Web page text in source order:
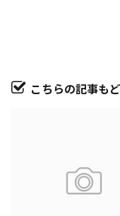
こちらの記事も